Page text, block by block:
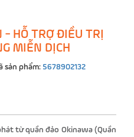
HỖ TRỢ ĐIỀU TRỊ
MIỄN DỊCH
sản phẩm: 5678902132
từ quần đảo Okinawa (Quần